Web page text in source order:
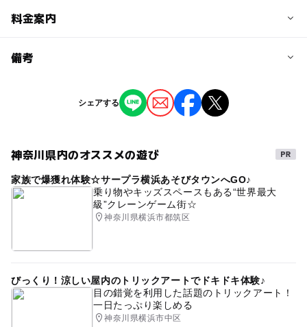
予約/応募
料金案内
料金について
円、幼児（3歳から）100円
備考
※掲載の情報は天候や主催者側の都合などにより変更にな
ることがあります。
シェアする
神奈川県内のオススメの遊び
家族で爆獲れ体験☆サープラ横浜あそびタウンへGO♪
乗り物やキッズスペースもある“世界最大
級”クレーンゲーム街☆
神奈川県横浜市都筑区
びっくり！涼しい屋内のトリックアートでドキドキ体験♪
目の錯覚を利用した話題のトリックアート！
一日たっぷり楽しめる
神奈川県横浜市中区